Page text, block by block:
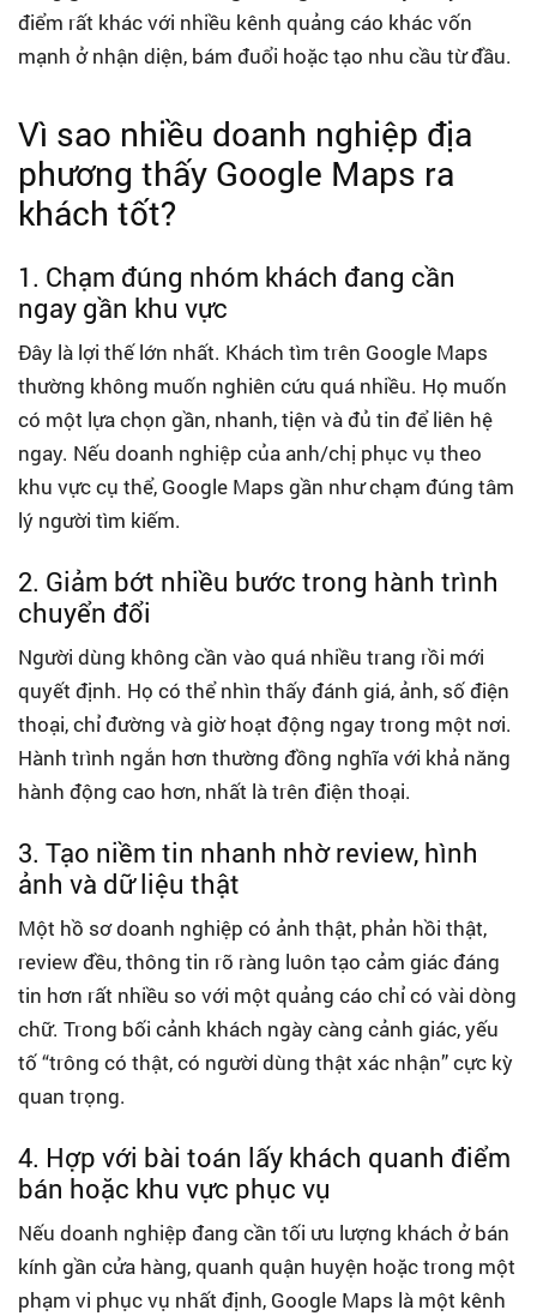
điểm rất khác với nhiều kênh quảng cáo khác vốn
mạnh ở nhận diện, bám đuổi hoặc tạo nhu cầu từ đầu.
Vì sao nhiều doanh nghiệp địa
phương thấy Google Maps ra
khách tốt?
1. Chạm đúng nhóm khách đang cần
ngay gần khu vực
Đây là lợi thế lớn nhất. Khách tìm trên Google Maps
thường không muốn nghiên cứu quá nhiều. Họ muốn
có một lựa chọn gần, nhanh, tiện và đủ tin để liên hệ
ngay. Nếu doanh nghiệp của anh/chị phục vụ theo
khu vực cụ thể, Google Maps gần như chạm đúng tâm
lý người tìm kiếm.
2. Giảm bớt nhiều bước trong hành trình
chuyển đổi
Người dùng không cần vào quá nhiều trang rồi mới
quyết định. Họ có thể nhìn thấy đánh giá, ảnh, số điện
thoại, chỉ đường và giờ hoạt động ngay trong một nơi.
Hành trình ngắn hơn thường đồng nghĩa với khả năng
hành động cao hơn, nhất là trên điện thoại.
3. Tạo niềm tin nhanh nhờ review, hình
ảnh và dữ liệu thật
Một hồ sơ doanh nghiệp có ảnh thật, phản hồi thật,
review đều, thông tin rõ ràng luôn tạo cảm giác đáng
tin hơn rất nhiều so với một quảng cáo chỉ có vài dòng
chữ. Trong bối cảnh khách ngày càng cảnh giác, yếu
tố “trông có thật, có người dùng thật xác nhận” cực kỳ
quan trọng.
4. Hợp với bài toán lấy khách quanh điểm
bán hoặc khu vực phục vụ
Nếu doanh nghiệp đang cần tối ưu lượng khách ở bán
kính gần cửa hàng, quanh quận huyện hoặc trong một
phạm vi phục vụ nhất định, Google Maps là một kênh